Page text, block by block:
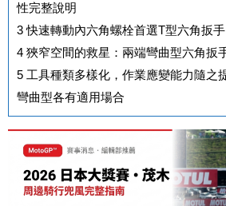
性完整說明
3 快速轉動內六角螺栓首選T型六角扳手
4 狹窄空間的救星：兩端彎曲型六角扳
5 工具種類多樣化，作業應變能力隨之
彎曲型各有適用場合